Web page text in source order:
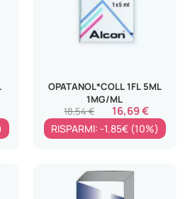
OPATANOL*COLL 1FL 5ML
1MG/ML
16,69 €
18,54 €
RISPARMI: -1.85€ (10%)